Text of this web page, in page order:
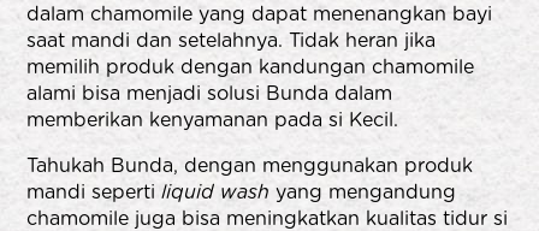
dalam chamomile yang dapat menenangkan bayi
saat mandi dan setelahnya. Tidak heran jika
memilih produk dengan kandungan chamomile
alami bisa menjadi solusi Bunda dalam
memberikan kenyamanan pada si Kecil.
Tahukah Bunda, dengan menggunakan produk
mandi sepertiliquid wash yang mengandung
chamomile juga bisa meningkatkan kualitas tidur si